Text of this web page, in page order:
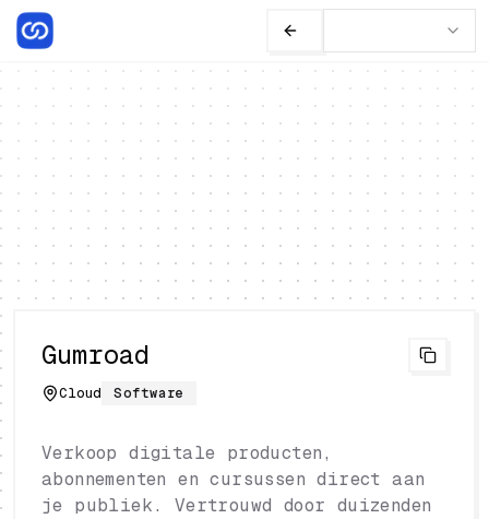
Gumroad
Cloud Software
Verkoop digitale producten,
abonnementen en cursussen direct aan
je publiek. Vertrouwd door duizenden